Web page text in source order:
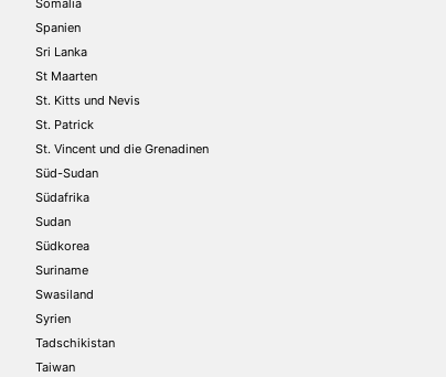
Spanien
Sri Lanka
St Maarten
St. Kitts und Nevis
St. Patrick
St. Vincent und die Grenadinen
Süd-Sudan
Südafrika
Sudan
Südkorea
Suriname
Swasiland
Syrien
Tadschikistan
Taiwan